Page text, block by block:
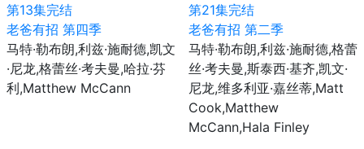
第13集完结
老爸有招 第四季
马特·勒布朗,利兹·施耐德,凯文
·尼龙,格蕾丝·考夫曼,哈拉·芬
利,Matthew McCann
第21集完结
老爸有招 第二季
马特·勒布朗,利兹·施耐德,格蕾
丝·考夫曼,斯泰西·基齐,凯文·
尼龙,维多利亚·嘉丝蒂,Matt
Cook,Matthew
McCann,Hala Finley